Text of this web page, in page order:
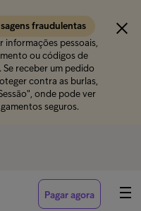
fraudulentas
pessoais,
ou códigos de
Se receber um pedido
contra as burlas,
onde pode ver
seguros.
Pagar agora